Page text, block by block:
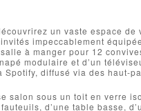
un vaste espace
impeccablement
à manger pour 12
modulaire et d’un
Spotify, diffusé via des haut-
salon sous un toit en verre
d’une table basse,